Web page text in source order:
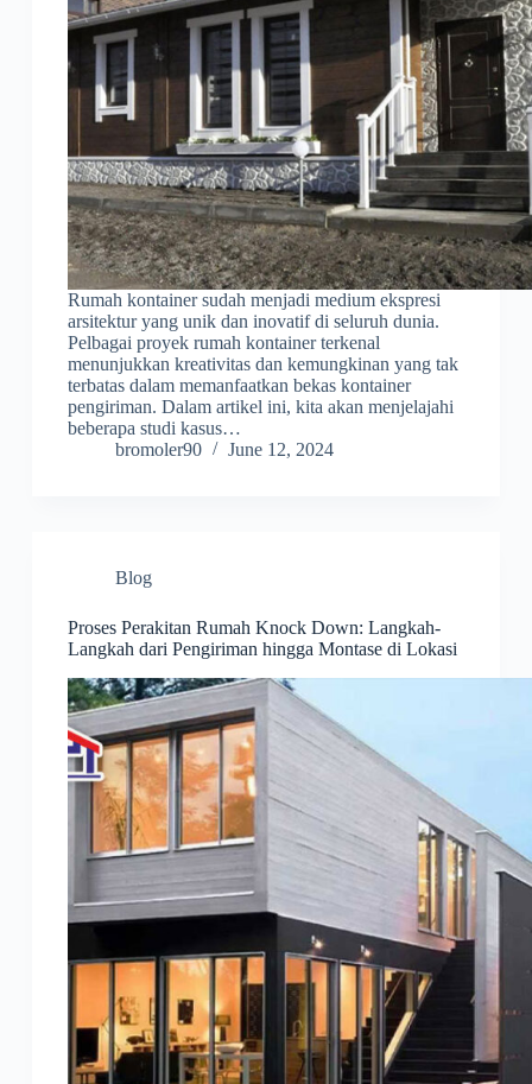
Rumah kontainer sudah menjadi medium ekspresi
arsitektur yang unik dan inovatif di seluruh dunia.
Pelbagai proyek rumah kontainer terkenal
menunjukkan kreativitas dan kemungkinan yang tak
terbatas dalam memanfaatkan bekas kontainer
pengiriman. Dalam artikel ini, kita akan menjelajahi
beberapa studi kasus…
bromoler90
June 12, 2024
Blog
Proses Perakitan Rumah Knock Down: Langkah-
Langkah dari Pengiriman hingga Montase di Lokasi